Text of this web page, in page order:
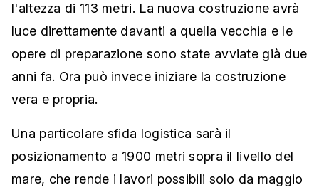
l'altezza di 113 metri. La nuova costruzione avrà
luce direttamente davanti a quella vecchia e le
opere di preparazione sono state avviate già due
anni fa. Ora può invece iniziare la costruzione
vera e propria.
Una particolare sfida logistica sarà il
posizionamento a 1900 metri sopra il livello del
mare, che rende i lavori possibili solo da maggio